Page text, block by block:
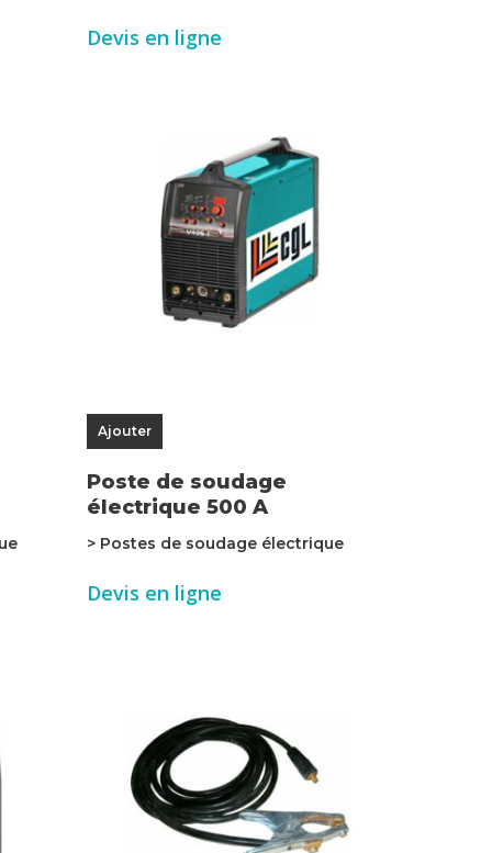
Devis en ligne
Ajouter
Poste de soudage
électrique 500 A
> Postes de soudage électrique
Devis en ligne